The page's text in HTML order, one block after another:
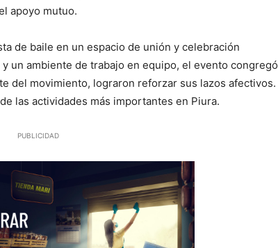
apoyo mutuo.
de baile en un espacio de unión y celebración
un ambiente de trabajo en equipo, el evento congregó
del movimiento, lograron reforzar sus lazos afectivos.
las actividades más importantes en Piura.
PUBLICIDAD